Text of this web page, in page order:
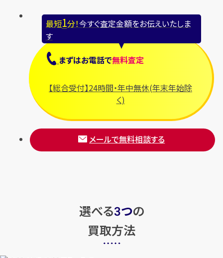
最短1分！今すぐ査定金額をお伝えいたしま
す
まずはお電話で無料査定
【総合受付】24時間・年中無休(年末年始除
く)
メールで無料相談する
選べる3つの
買取方法